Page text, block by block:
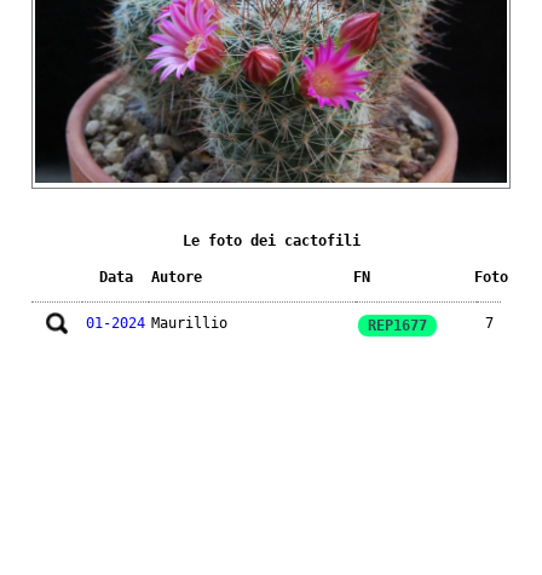
Le foto dei cactofili
Data Autore FN Foto
01-2024 Maurillio REP1677 7